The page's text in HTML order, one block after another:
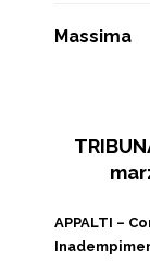
Massima
APPALTI –